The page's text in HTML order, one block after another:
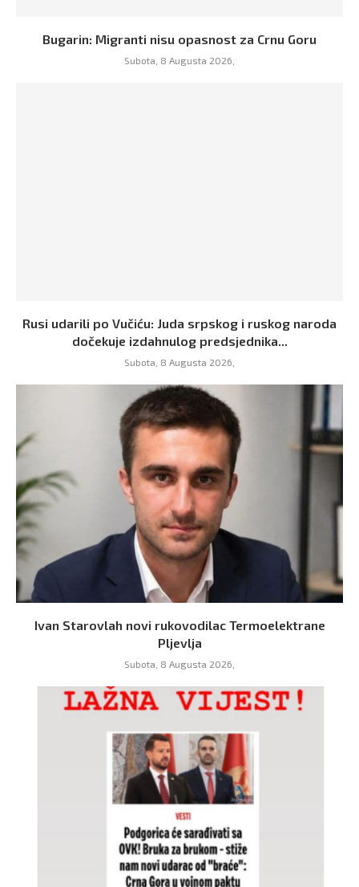
Bugarin: Migranti nisu opasnost za Crnu Goru
Subota, 8 Augusta 2026,
Rusi udarili po Vučiću: Juda srpskog i ruskog naroda
dočekuje izdahnulog predsjednika...
Subota, 8 Augusta 2026,
Ivan Starovlah novi rukovodilac Termoelektrane
Pljevlja
Subota, 8 Augusta 2026,